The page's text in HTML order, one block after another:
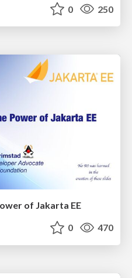
0 250
of Jakarta EE
0 470